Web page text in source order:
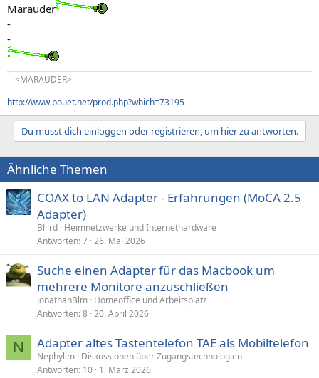
Marauder
-
-
-=<MARAUDER>=-
http://www.pouet.net/prod.php?which=73195
Du musst dich einloggen oder registrieren, um hier zu antworten.
Ähnliche Themen
COAX to LAN Adapter - Erfahrungen (MoCA 2.5
Adapter)
Bliird Heimnetzwerke und Internethardware
Antworten 7 26. Mai 2026
Suche einen Adapter für das Macbook um
mehrere Monitore anzuschließen
JonathanBlm Homeoffice und Arbeitsplatz
Antworten 8 20. April 2026
N Adapter altes Tastentelefon TAE als Mobiltelefon
Nephylim Diskussionen über Zugangstechnologien
Antworten 10 1. März 2026